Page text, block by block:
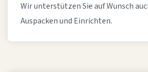
Wir unterstützen Sie auf Wunsch
Auspacken und Einrichten.